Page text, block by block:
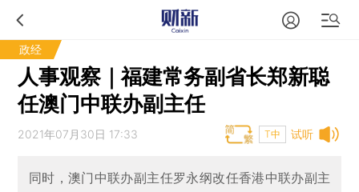
政经
人事观察｜福建常务副省长郑新聪
任澳门中联办副主任
试听
2021年07月30日 17:33 T中
同时，澳门中联办副主任罗永纲改任香港中联办副主